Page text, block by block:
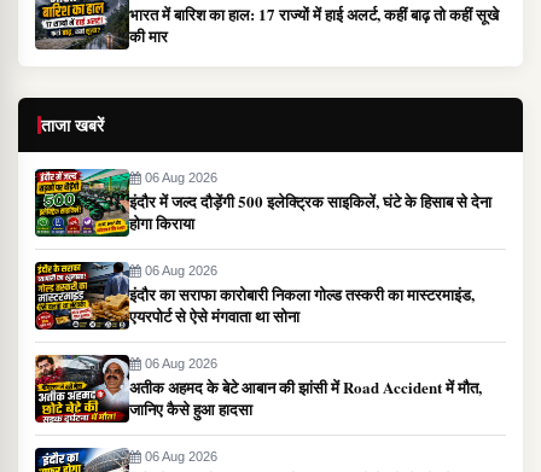
भारत में बारिश का हाल: 17 राज्यों में हाई अलर्ट, कहीं बाढ़ तो कहीं सूखे
की मार
ताजा खबरें
06 Aug 2026
इंदौर में जल्द दौड़ेंगी 500 इलेक्ट्रिक साइकिलें, घंटे के हिसाब से देना
होगा किराया
06 Aug 2026
इंदौर का सराफा कारोबारी निकला गोल्ड तस्करी का मास्टरमाइंड,
एयरपोर्ट से ऐसे मंगवाता था सोना
06 Aug 2026
अतीक अहमद के बेटे आबान की झांसी में Road Accident में मौत,
जानिए कैसे हुआ हादसा
06 Aug 2026